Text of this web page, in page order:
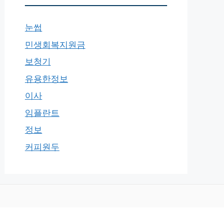
눈썹
민생회복지원금
보청기
유용한정보
이사
임플란트
정보
커피원두